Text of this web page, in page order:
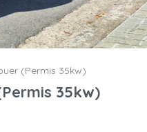
(Permis 35kw)
35kw)